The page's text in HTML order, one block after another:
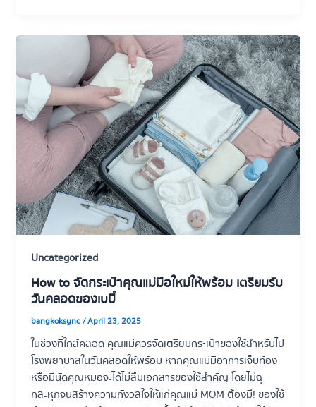
Uncategorized
How to จัดกระเป๋าคุณแม่มือใหม่ให้พร้อม เตรียมรับ
วันคลอดของเบบี๋
bangkoksync/April 23, 2025
ในช่วงที่ใกล้คลอด คุณแม่ควรจัดเตรียมกระเป๋าของใช้สำหรับไป
โรงพยาบาลในวันคลอดให้พร้อม หากคุณแม่มีอาการเจ็บท้อง
หรือมีนัดคุณหมอจะได้ไม่ลืมเอกสารของใช้สำคัญ โดยไม่ฉุ
กละหุกจนสร้างความกังวลใจให้แก่คุณแม่ MOM ต้องมี! ของใช้